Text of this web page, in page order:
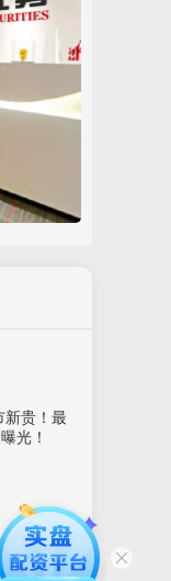
新贵！最
光！
放大收益